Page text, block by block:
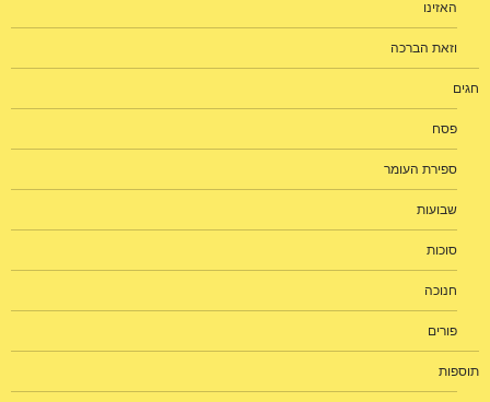
האזינו
וזאת הברכה
חגים
פסח
ספירת העומר
שבועות
סוכות
חנוכה
פורים
תוספות